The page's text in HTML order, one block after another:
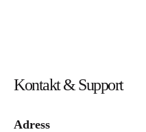
Kontakt & Support
Adress